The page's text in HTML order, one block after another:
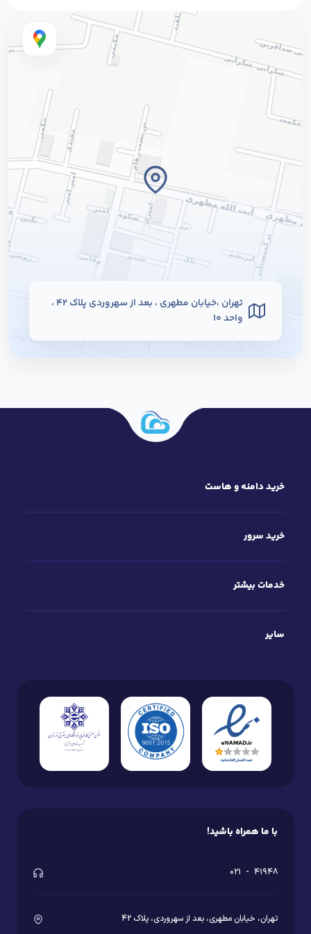
تهران ،خیابان مطهری ، بعد از سهروردی پلاک ۴۲ ،
واحد ۱۰
خرید دامنه و هاست
خرید سرور
خدمات بیشتر
سایر
با ما همراه باشید!
۰۲۱ - ۴۱۹۴۸
تهران، خیابان مطهری، بعد از سهروردی، پلاک ۴۲